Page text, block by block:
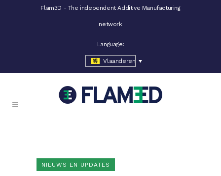
Flam3D - The independent Additive Manufacturing
network
Language:
Vlaanderen
NIEUWS EN UPDATES